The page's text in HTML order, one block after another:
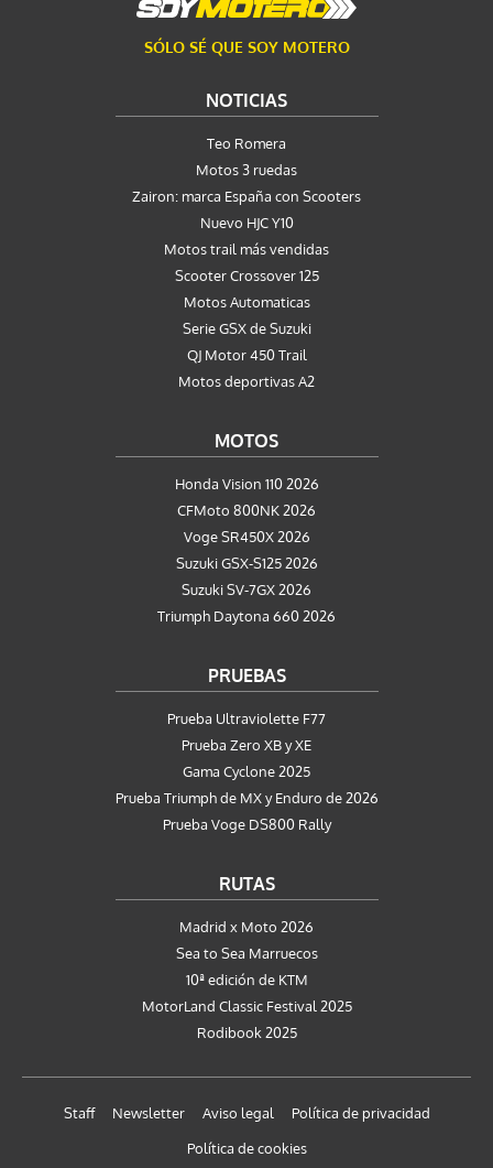
SÓLO SÉ QUE SOY MOTERO
NOTICIAS
Teo Romera
Motos 3 ruedas
Zairon: marca España con Scooters
Nuevo HJC Y10
Motos trail más vendidas
Scooter Crossover 125
Motos Automaticas
Serie GSX de Suzuki
QJ Motor 450 Trail
Motos deportivas A2
MOTOS
Honda Vision 110 2026
CFMoto 800NK 2026
Voge SR450X 2026
Suzuki GSX-S125 2026
Suzuki SV-7GX 2026
Triumph Daytona 660 2026
PRUEBAS
Prueba Ultraviolette F77
Prueba Zero XB y XE
Gama Cyclone 2025
Prueba Triumph de MX y Enduro de 2026
Prueba Voge DS800 Rally
RUTAS
Madrid x Moto 2026
Sea to Sea Marruecos
10ª edición de KTM
MotorLand Classic Festival 2025
Rodibook 2025
Staff Newsletter Aviso legal
Política de privacidad
Política de cookies